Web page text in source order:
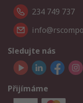
234 749 737
Sledujte nás
Přijímáme